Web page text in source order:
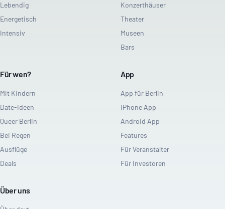
Lebendig
Energetisch
Intensiv
Konzerthäuser
Theater
Museen
Bars
Für wen?
Mit Kindern
Date-Ideen
Queer Berlin
Bei Regen
Ausflüge
Deals
App
App für Berlin
iPhone App
Android App
Features
Für Veranstalter
Für Investoren
Über uns